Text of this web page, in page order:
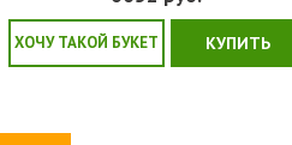
ХОЧУ ТАКОЙ БУКЕТ КУПИТЬ